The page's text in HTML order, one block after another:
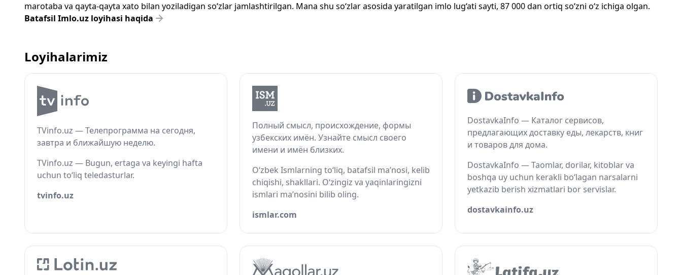
marotaba va qayta-qayta xato bilan yoziladigan so‘zlar jamlashtirilgan. Mana shu so‘zlar asosida yaratilgan imlo lug‘ati sayti, 87 000 dan ortiq so‘zni o‘z ichiga olgan.
Batafsil Imlo.uz loyihasi haqida
Loyihalarimiz
TVinfo.uz — Телепрограмма на сегодня,
завтра и ближайшую неделю.
TVinfo.uz — Bugun, ertaga va keyingi hafta
uchun to‘liq teledasturlar.
tvinfo.uz
Полный смысл, происхождение, формы
узбекских имён. Узнайте смысл своего
имени и имён близких.
O‘zbek Ismlarning to‘liq, batafsil ma’nosi, kelib
chiqishi, shakllari. O‘zingiz va yaqinlaringizni
ismlari ma’nosini bilib oling.
ismlar.com
DostavkaInfo — Каталог сервисов,
предлагающих доставку еды, лекарств, книг
и товаров для дома.
DostavkaInfo — Taomlar, dorilar, kitoblar va
boshqa uy uchun kerakli bo‘lagan narsalarni
yetkazib berish xizmatlari bor servislar.
dostavkainfo.uz